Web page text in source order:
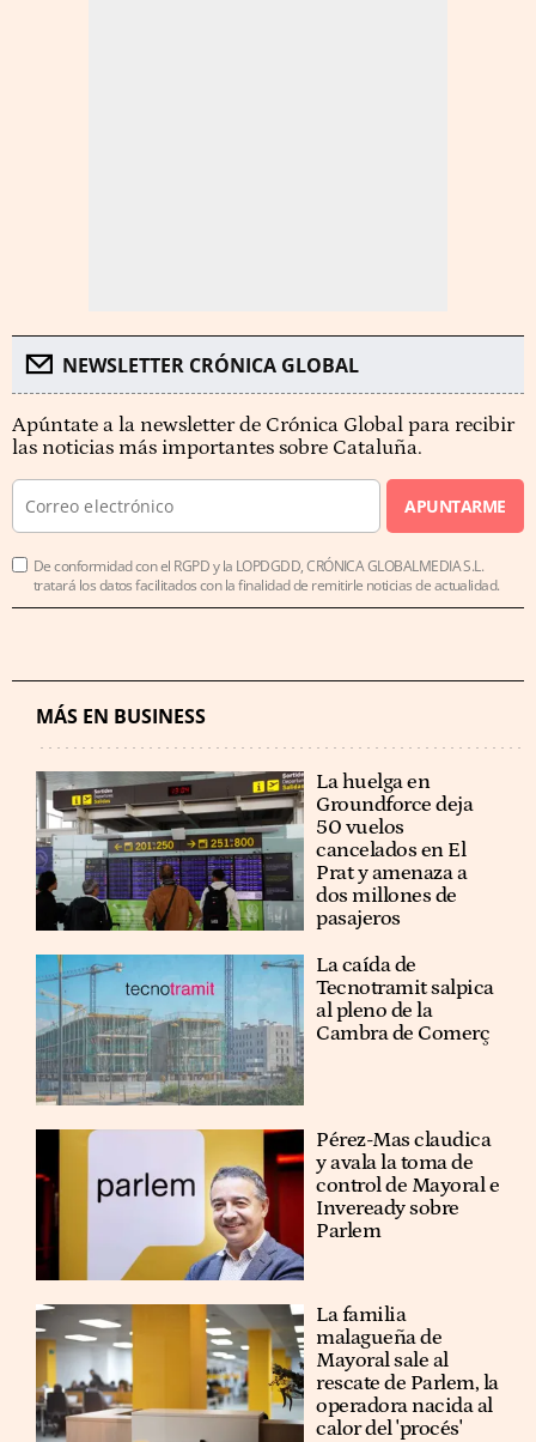
NEWSLETTER CRÓNICA GLOBAL
Apúntate a la newsletter de Crónica Global para recibir
las noticias más importantes sobre Cataluña.
APUNTARME
De conformidad con el RGPD y la LOPDGDD, CRÓNICA GLOBALMEDIA S.L.
tratará los datos facilitados con la finalidad de remitirle noticias de actualidad.
MÁS EN BUSINESS
La huelga en
Groundforce deja
50 vuelos
cancelados en El
Prat y amenaza a
dos millones de
pasajeros
La caída de
Tecnotramit salpica
al pleno de la
Cambra de Comerç
Pérez-Mas claudica
y avala la toma de
control de Mayoral e
Inveready sobre
Parlem
La familia
malagueña de
Mayoral sale al
rescate de Parlem, la
operadora nacida al
calor del 'procés'